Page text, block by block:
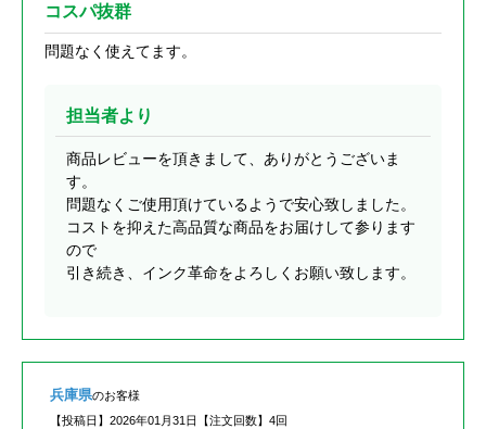
コスパ抜群
問題なく使えてます。
担当者より
商品レビューを頂きまして、ありがとうございま
す。
問題なくご使用頂けているようで安心致しました。
コストを抑えた高品質な商品をお届けして参ります
ので
引き続き、インク革命をよろしくお願い致します。
兵庫県のお客様
【投稿日】 2026年01月31日 【注文回数】 4回